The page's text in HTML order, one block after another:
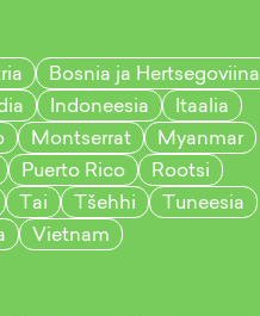
Bosnia ja Hertsegoviina
Indoneesia
Itaalia
Montserrat
Myanmar
Puerto Rico
Rootsi
Tai
Tšehhi
Tuneesia
Vietnam